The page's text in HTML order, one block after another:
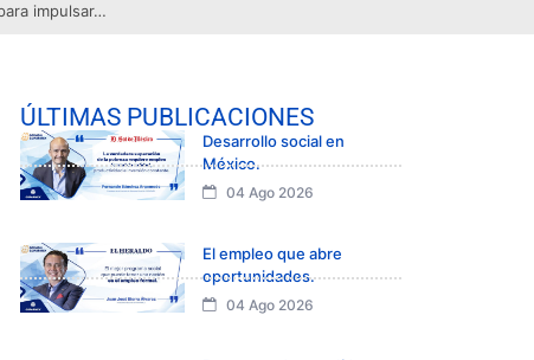
impulsar…
ÚLTIMAS PUBLICACIONES
Desarrollo social en
México.
04 Ago 2026
El empleo que abre
oportunidades.
04 Ago 2026